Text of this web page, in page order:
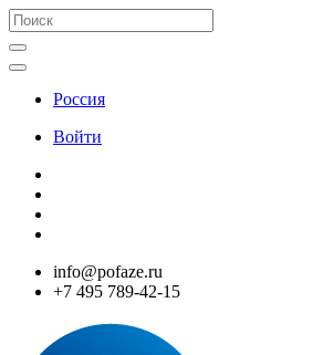
Россия
Войти
info@pofaze.ru
+7 495 789-42-15